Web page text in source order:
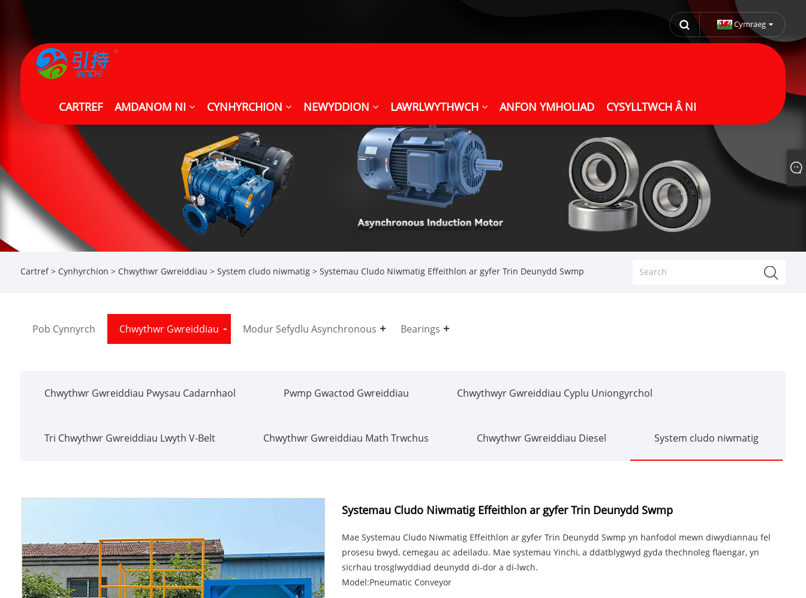
Cymraeg
CARTREF AMDANOM NI CYNHYRCHION NEWYDDION LAWRLWYTHWCH ANFON YMHOLIAD CYSYLLTWCH Â NI
Cartref > Cynhyrchion > Chwythwr Gwreiddiau > System cludo niwmatig> Systemau Cludo Niwmatig Effeithlon ar gyfer Trin Deunydd Swmp
Pob Cynnyrch Chwythwr Gwreiddiau Modur Sefydlu Asynchronous Bearings
Chwythwr Gwreiddiau Pwysau Cadarnhaol Pwmp Gwactod Gwreiddiau Chwythwyr Gwreiddiau Cyplu Uniongyrchol
Tri Chwythwr Gwreiddiau Lwyth V-Belt Chwythwr Gwreiddiau Math Trwchus Chwythwr Gwreiddiau Diesel System cludo niwmatig
Systemau Cludo Niwmatig Effeithlon ar gyfer Trin Deunydd Swmp
Mae Systemau Cludo Niwmatig Effeithlon ar gyfer Trin Deunydd Swmp yn hanfodol mewn diwydiannau fel
prosesu bwyd, cemegau ac adeiladu. Mae systemau Yinchi, a ddatblygwyd gyda thechnoleg flaengar, yn
sicrhau trosglwyddiad deunydd di-dor a di-lwch.
Model:Pneumatic Conveyor